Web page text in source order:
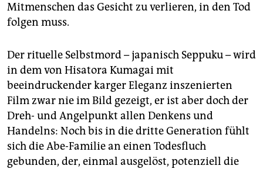
Mitmenschen das Gesicht zu verlieren, in den Tod
folgen muss.
Der rituelle Selbstmord – japanisch Seppuku – wird
in dem von Hisatora Kumagai mit
beeindruckender karger Eleganz inszenierten
Film zwar nie im Bild gezeigt, er ist aber doch der
Dreh- und Angelpunkt allen Denkens und
Handelns: Noch bis in die dritte Generation fühlt
sich die Abe-Familie an einen Todesfluch
gebunden, der, einmal ausgelöst, potenziell die